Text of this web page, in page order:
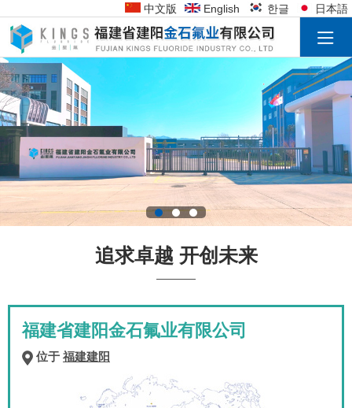
中文版 English 한글 日本語
追求卓越 开创未来
福建省建阳金石氟业有限公司
位于 福建建阳